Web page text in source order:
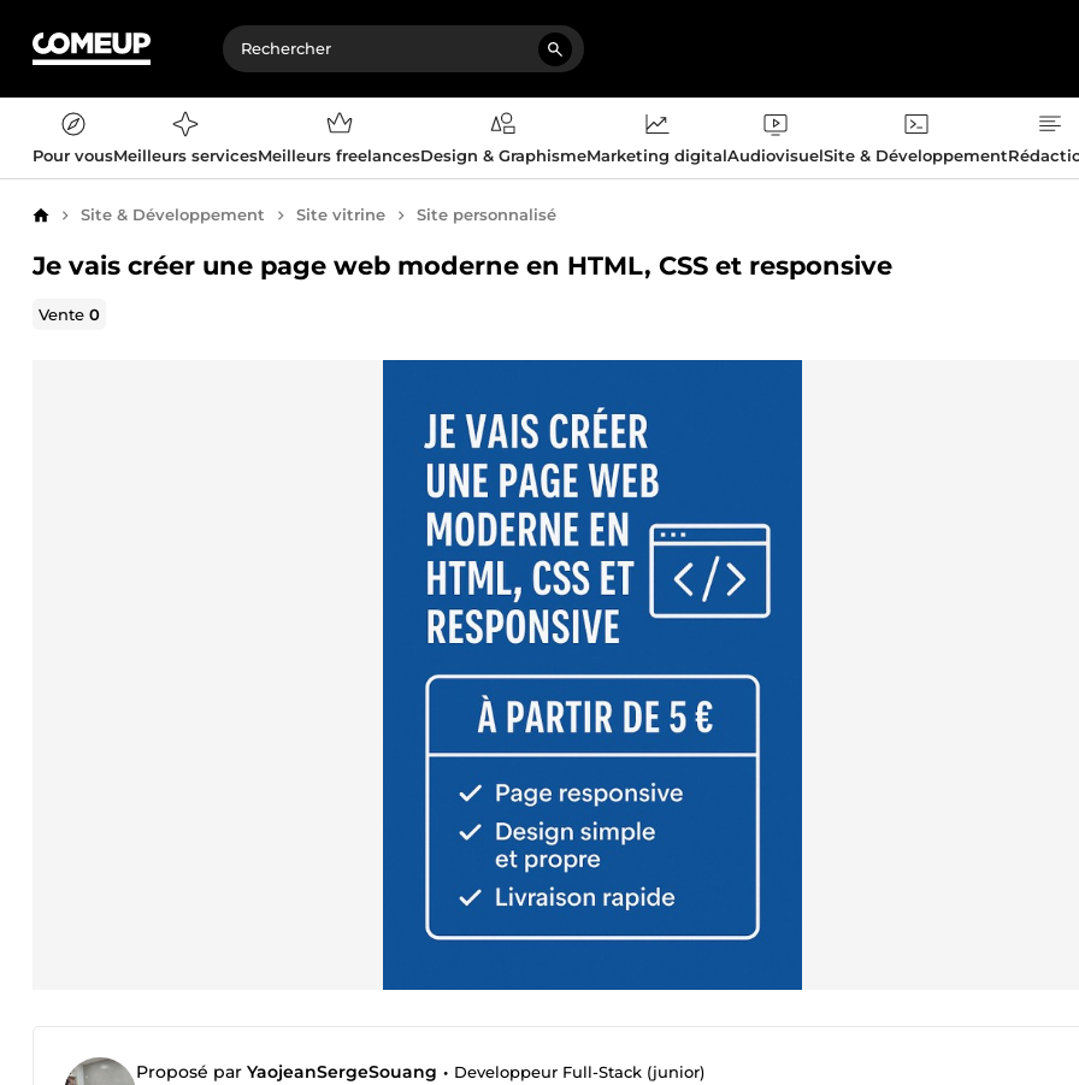
Pour vousMeilleurs servicesMeilleurs freelancesDesign & GraphismeMarketing digitalAudiovisuelSite & Développement
AccueilSite & Développement Site vitrine Site personnalisé
Je vais créer une page web moderne en HTML, CSS et responsive
Vente0
Proposé par YaojeanSergeSouang • Developpeur Full-Stack (junior)